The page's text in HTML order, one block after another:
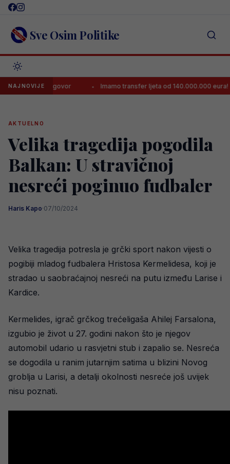
Skip
content Sve Osim Politike
NAJNOVIJE
odgovor Imamo transfer ljeta od 140.000.000 eura!
AKTUELNO
Velika tragedija pogodila
Balkan: U stravičnoj
nesreći poginuo fudbaler
Haris Kapo·07/10/2024
Velika tragedija potresla je grčki sport nakon vijesti o
pogibiji mladog fudbalera Hristosa Kermelidesa, koji je
stradao u saobraćajnoj nesreći na putu između Larise i
Kardice.
Kermelides, igrač grčkog trećeligaša Ahilej Farsalona,
izgubio je život u 27. godini nakon što je njegov
automobil udario u rasvjetni stub i zapalio se. Nesreća
se dogodila u ranim jutarnjim satima u blizini Novog
groblja u Larisi, a detalji okolnosti nesreće još uvijek
nisu poznati.